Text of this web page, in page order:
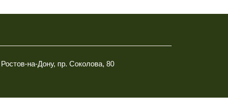
Ростов-на-Дону, пр. Соколова, 80